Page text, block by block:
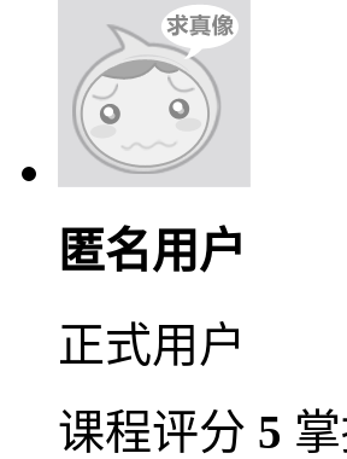
匿名用户
正式用户
课程评分 5